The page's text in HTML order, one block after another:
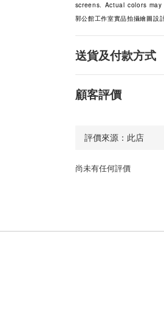
screens. Actual colors may
郭公館工作室實品拍攝繪圖設
送貨及付款方式
顧客評價
尚未有任何評價